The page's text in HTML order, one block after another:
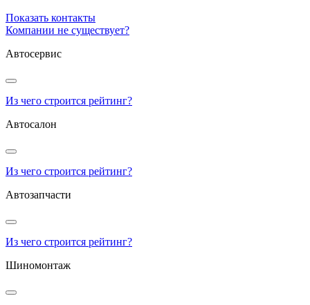
Показать контакты
Компании не существует?
Автосервис
Из чего строится рейтинг?
Автосалон
Из чего строится рейтинг?
Автозапчасти
Из чего строится рейтинг?
Шиномонтаж